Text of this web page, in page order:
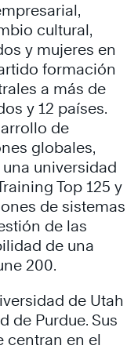
cultural,
y mujeres en
formación
a más de
y 12 países.
de
globales,
universidad
Top 125 y
de sistemas
de las
de una
200.
de Utah
de Purdue. Sus
centran en el